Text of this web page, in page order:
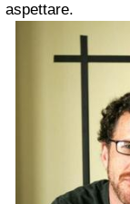
aspettare.